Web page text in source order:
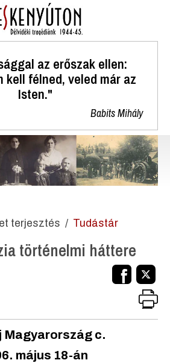
az erőszak ellen:
kell félned, veled már az
Isten."
Babits Mihály
terjesztés Tudástár
történelmi háttere
Magyarország c.
május 18-án